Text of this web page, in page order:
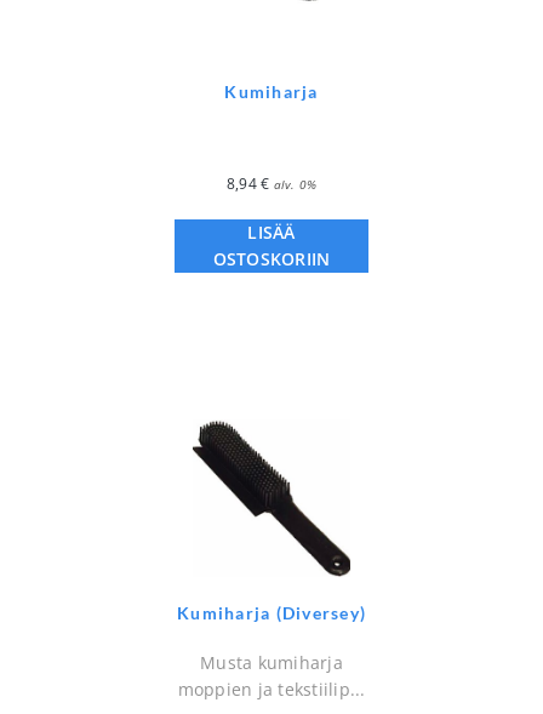
Kumiharja
8,94€ alv. 0%
LISÄÄ
OSTOSKORIIN
Kumiharja (Diversey)
Musta kumiharja
moppien ja tekstiilip...